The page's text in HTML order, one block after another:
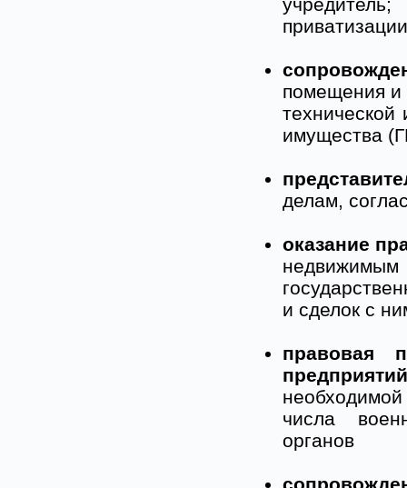
помещения и
технической
имущества
делам,
оказание
недвижимым
и сделок с
правовая
предприятий
числа
органов